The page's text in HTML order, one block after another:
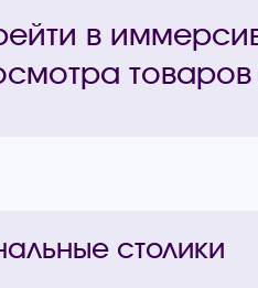
в
товаров
столики